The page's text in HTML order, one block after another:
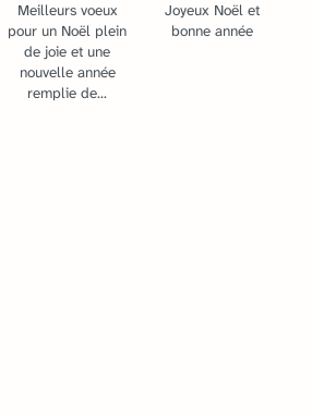
Meilleurs voeux
pour un Noël plein
de joie et une
nouvelle année
remplie de...
Joyeux Noël et
bonne année